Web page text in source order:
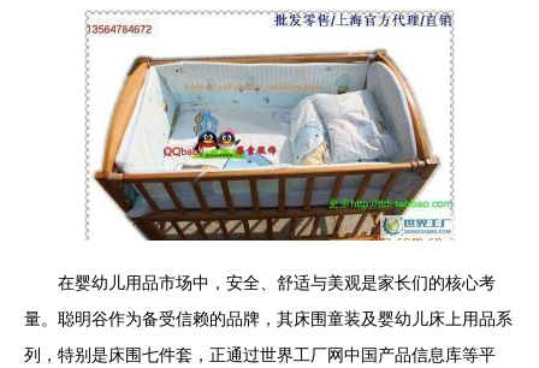
在婴幼儿用品市场中，安全、舒适与美观是家长们的核心考
量。聪明谷作为备受信赖的品牌，其床围童装及婴幼儿床上用品系
列，特别是床围七件套，正通过世界工厂网中国产品信息库等平